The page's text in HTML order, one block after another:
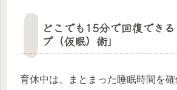
どこでも15分で回復でき
プ（仮眠）術」
育休中は、まとまった睡眠時間を